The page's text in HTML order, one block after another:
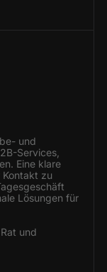
und
Services,
Eine klare
zu
Lösungen für
und